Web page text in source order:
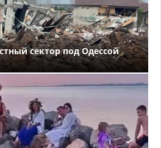
сектор под Одессой